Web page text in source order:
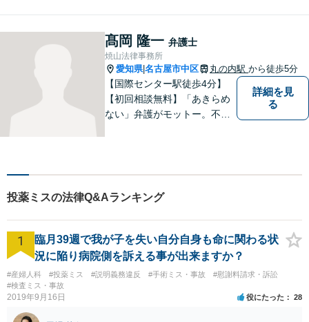
を常に心がけています。 一人
でお悩みを抱え込まず、まず
はご相談を。
髙岡 隆一 弁護士
焼山法律事務所
愛知県|名古屋市中区 丸の内駅 から徒歩5分
【国際センター駅徒歩4分】
【初回相談無料】「あきらめ
ない」弁護がモットー。不動
ださい。共に明るい未来を切
り開いていきましょう。【近
隣駐車場あり】
詳細を見
る
投薬ミスの法律Q&Aランキング
1
臨月39週で我が子を失い自分自身も命に関わる状
況に陥り病院側を訴える事が出来ますか？
#産婦人科 #投薬ミス #説明義務違反 #手術ミス・事故
#慰謝料請求・訴訟
#検査ミス・事故
2019年9月16日 役にたった 28